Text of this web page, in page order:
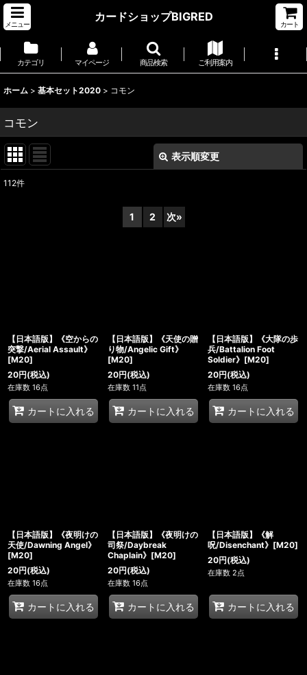
メニュー
カードショップBIGRED
カート
カテゴリ マイページ 商品検索 ご利用案内
ホーム > 基本セット2020 > コモン
コモン
表示順変更
112件
1 2 次»
【日本語版】《空からの
突撃/Aerial Assault》
[M20]
20円(税込)
在庫数 16点
カートに入れる
【日本語版】《天使の贈
り物/Angelic Gift》
[M20]
20円(税込)
在庫数 11点
カートに入れる
【日本語版】《大隊の歩
兵/Battalion Foot
Soldier》[M20]
20円(税込)
在庫数 16点
カートに入れる
【日本語版】《夜明けの
天使/Dawning Angel》
[M20]
20円(税込)
在庫数 16点
カートに入れる
【日本語版】《夜明けの
司祭/Daybreak
Chaplain》[M20]
20円(税込)
在庫数 16点
カートに入れる
【日本語版】《解
呪/Disenchant》[M20]
20円(税込)
在庫数 2点
カートに入れる